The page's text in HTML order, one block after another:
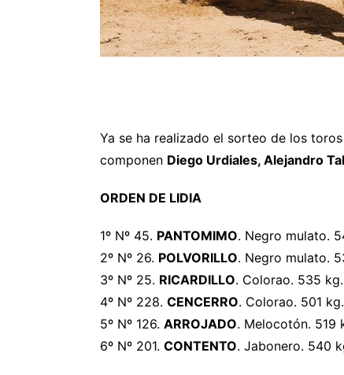
Ya se ha realizado el sorteo de los
componen Diego Urdiales, Alejandro
ORDEN DE LIDIA
1º Nº 45. PANTOMIMO. Negro mulato.
2º Nº 26. POLVORILLO. Negro mulato.
3º Nº 25. RICARDILLO. Colorao. 535 kg.
4º Nº 228. CENCERRO. Colorao. 501
5º Nº 126. ARROJADO. Melocotón. 519
6º Nº 201. CONTENTO. Jabonero. 540